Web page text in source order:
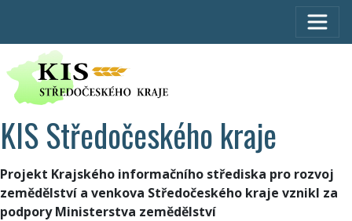
KIS Středočeského kraje
Projekt Krajského informačního střediska pro rozvoj
zemědělství a venkova Středočeského kraje vznikl za
podpory Ministerstva zemědělství